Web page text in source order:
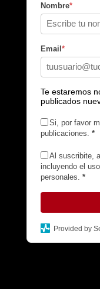
Nombre*
Email*
Te estaremos
publicados
Si, por favor
publicaciones. *
Al suscribite,
incluyendo el
personales. *
Provided by